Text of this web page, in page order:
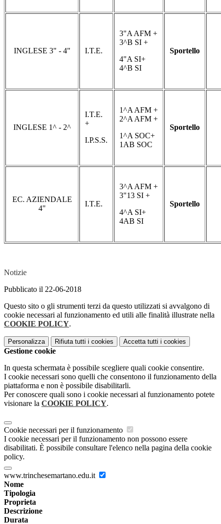
INGLESE 3" - 4" I.T.E.
3"A AFM +
3^B SI +
4"A SI+
4^B SI
Sportello
INGLESE 1^ - 2^
I.T.E.
+
I.P.S.S.
1^A AFM +
2^A AFM +
1^A SOC+
1AB SOC
Sportello
EC. AZIENDALE
4"
I.T.E.
3^A AFM +
3"13 SI +
4^A SI+
4AB SI
Sportello
Notizie
Pubblicato il 22-06-2018
Questo sito o gli strumenti terzi da questo utilizzati si avvalgono di
cookie necessari al funzionamento ed utili alle finalità illustrate nella
COOKIE POLICY.
Personalizza Rifiuta tutti i cookies Accetta tutti i cookies
Gestione cookie
In questa schermata è possibile scegliere quali cookie consentire.
I cookie necessari sono quelli che consentono il funzionamento della
piattaforma e non è possibile disabilitarli.
Per conoscere quali sono i cookie necessari al funzionamento potete
visionare la COOKIE POLICY.
Cookie necessari per il funzionamento
I cookie necessari per il funzionamento non possono essere
disabilitati. È possibile consultare l'elenco nella pagina della cookie
policy.
www.trinchesemartano.edu.it
Nome
Tipologia
Proprieta
Descrizione
Durata